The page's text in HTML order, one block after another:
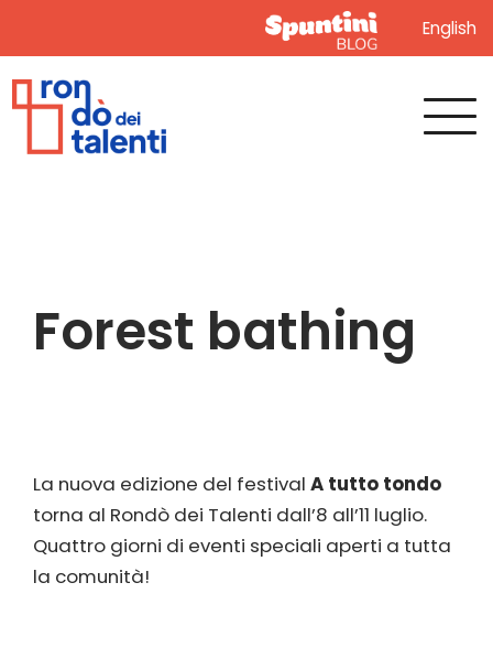
English
Forest bathing
La nuova edizione del festival A tutto tondo
torna al Rondò dei Talenti dall’8 all’11 luglio.
Quattro giorni di eventi speciali aperti a tutta
la comunità!